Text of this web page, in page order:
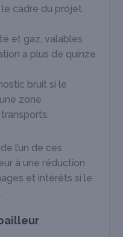
cadre du projet
et gaz, valables
a plus de quinze
bruit si le
zone
l’un de ces
à une réduction
et intérêts si le